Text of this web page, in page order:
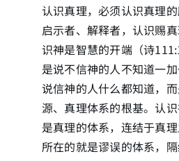
认识真理，必须认识真理的
启示者、解释者，认识赐
识神是智慧的开端（诗
是说不信神的人不知道一
说信神的人什么都知道，
源、真理体系的根基。认
是真理的体系，连结于真理
所在的就是谬误的体系，隔